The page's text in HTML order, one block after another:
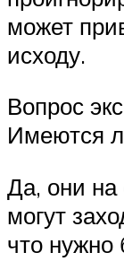
может
исходу.
Вопрос
Имеются
Да, они на
могут
что нужно